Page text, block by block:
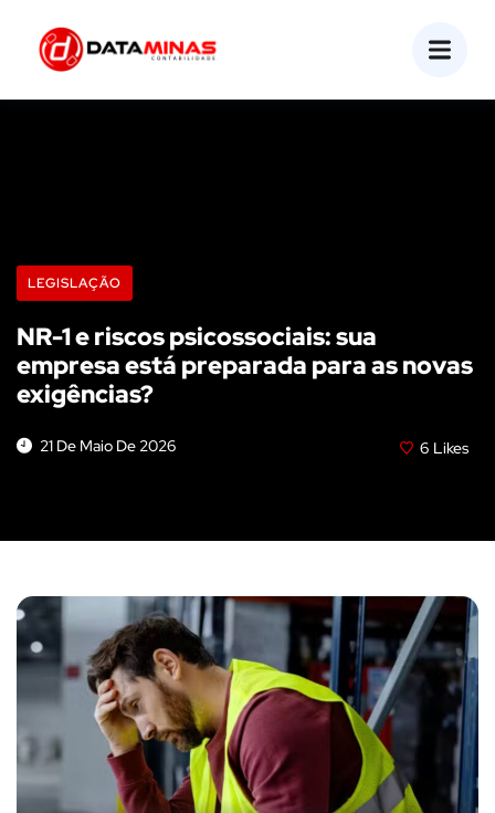
LEGISLAÇÃO
NR-1 e riscos psicossociais: sua
empresa está preparada para as novas
exigências?
21 De Maio De 2026 6 Likes